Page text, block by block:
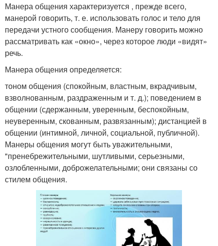
Манера общения характеризуется , прежде всего,
манерой говорить, т. е. использовать голос и тело для
передачи устного сообщения. Манеру говорить можно
рассматривать как «окно», через которое люди «видят»
речь.
Манера общения определяется:
тоном общения (спокойным, властным, вкрадчивым,
взволнованным, раздраженным и т. д.); поведением в
общении (сдержанным, уверенным, беспокойным,
неуверенным, скованным, развязанным); дистанцией в
общении (интимной, личной, социальной, публичной).
Манеры общения могут быть уважительными,
"пренебрежительными, шутливыми, серьезными,
озлобленными, доброжелательными; они связаны со
стилем общения.